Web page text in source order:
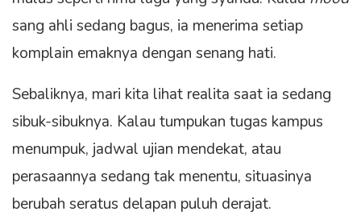
sang ahli sedang bagus, ia menerima setiap
komplain emaknya dengan senang hati.
Sebaliknya, mari kita lihat realita saat ia sedang
sibuk-sibuknya. Kalau tumpukan tugas kampus
menumpuk, jadwal ujian mendekat, atau
perasaannya sedang tak menentu, situasinya
berubah seratus delapan puluh derajat.